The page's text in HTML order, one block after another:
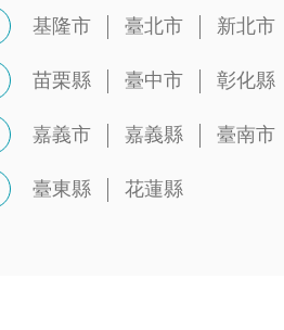
的生活節奏，你的長租好夥伴！
基隆市 臺北市 新北市
苗栗縣 臺中市 彰化縣
嘉義市 嘉義縣 臺南市
臺東縣 花蓮縣